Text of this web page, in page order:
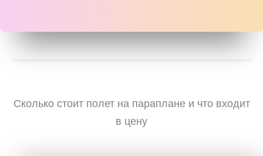
Сколько стоит полет на параплане и что входит
в цену